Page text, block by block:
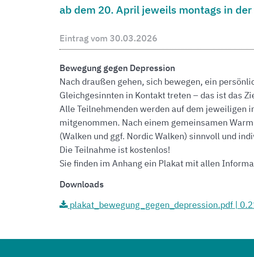
ab dem 20. April jeweils montags in
Eintrag vom 30.03.2026
Bewegung gegen Depression
Nach draußen gehen, sich bewegen, ein
Gleichgesinnten in Kontakt treten – das ist das
Alle Teilnehmenden werden auf dem jeweiligen
mitgenommen. Nach einem gemeinsamen
(Walken und ggf. Nordic Walken) sinnvoll und
Die Teilnahme ist kostenlos!
Sie finden im Anhang ein Plakat mit allen
Downloads
plakat_bewegung_gegen_depression.pdf |